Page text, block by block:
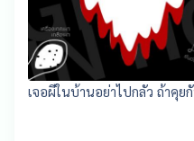
เจอผีในบ้านอย่าไปกลัว ถ้าคุย